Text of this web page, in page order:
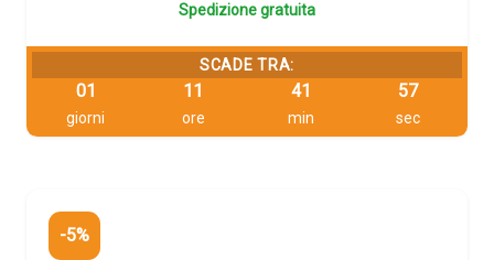
Spedizione gratuita
SCADE TRA:
01
giorni
11
ore
41
min
56
sec
-5%